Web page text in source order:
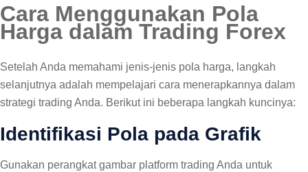
Cara Menggunakan Pola
Harga dalam Trading Forex
Setelah Anda memahami jenis-jenis pola harga, langkah
selanjutnya adalah mempelajari cara menerapkannya dalam
strategi trading Anda. Berikut ini beberapa langkah kuncinya:
Identifikasi Pola pada Grafik
Gunakan perangkat gambar platform trading Anda untuk